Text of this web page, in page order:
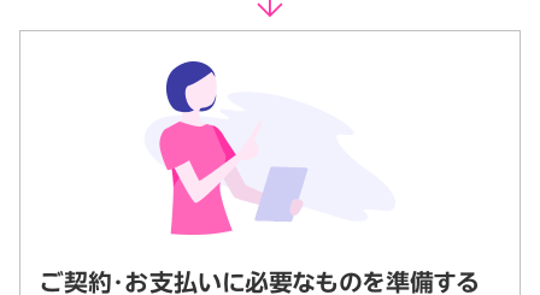
ご契約・お支払いに必要なものを準備する